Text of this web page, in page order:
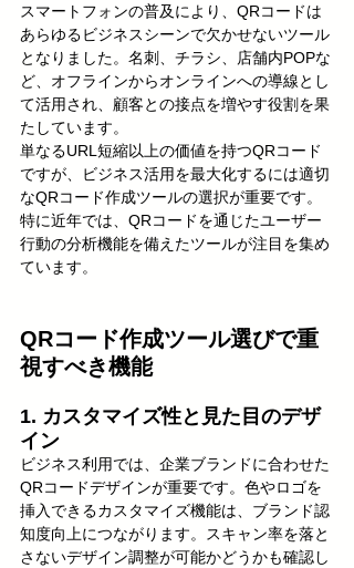
スマートフォンの普及により、QRコードは
あらゆるビジネスシーンで欠かせないツール
となりました。名刺、チラシ、店舗内POPな
ど、オフラインからオンラインへの導線とし
て活用され、顧客との接点を増やす役割を果
たしています。
単なるURL短縮以上の価値を持つQRコード
ですが、ビジネス活用を最大化するには適切
なQRコード作成ツールの選択が重要です。
特に近年では、QRコードを通じたユーザー
行動の分析機能を備えたツールが注目を集め
ています。
QRコード作成ツール選びで重
視すべき機能
1. カスタマイズ性と見た目のデザ
イン
ビジネス利用では、企業ブランドに合わせた
QRコードデザインが重要です。色やロゴを
挿入できるカスタマイズ機能は、ブランド認
知度向上につながります。スキャン率を落と
さないデザイン調整が可能かどうかも確認し